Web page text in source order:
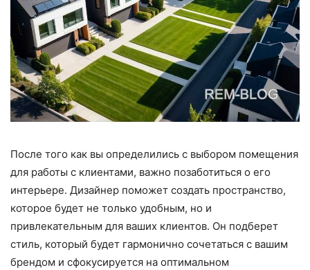
После того как вы определились с выбором помещения
для работы с клиентами, важно позаботиться о его
интерьере. Дизайнер поможет создать пространство,
которое будет не только удобным, но и
привлекательным для ваших клиентов. Он подберет
стиль, который будет гармонично сочетаться с вашим
брендом и сфокусируется на оптимальном